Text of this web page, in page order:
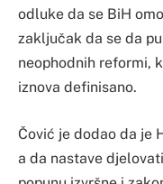
odluke da se BiH
zaključak da se da
neophodnih reformi,
iznova definisano.
Čović je dodao da je
a da nastave